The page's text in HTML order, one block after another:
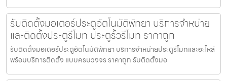
รับติดตั้งมอเตอร์ประตูอัตโนมัติพัทยา บริการจำหน่าย
และติดตั้งประตูรีโมท ประตูรั้วรีโมท ราคาถูก
รับติดตั้งมอเตอร์ประตูอัตโนมัติพัทยา บริการจำหน่ายประตูรีโมทและอะไหล่
พร้อมบริการติดตั้ง แบบครบวงจร ราคาถูก รับติดตั้งมอ